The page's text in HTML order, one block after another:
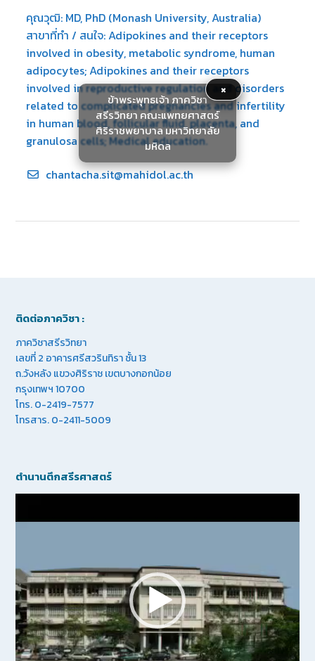
×
ข้าพระพุทธเจ้า ภาควิชา
สรีรวิทยา คณะแพทยศาสตร์
ศิริราชพยาบาล มหาวิทยาลัย
มหิดล
คุณวุฒิ: MD, PhD (Monash University, Australia)
สาขาที่ทำ / สนใจ: Adipokines and their receptors
involved in obesity, metabolic syndrome, human
adipocytes; Adipokines and their receptors
involved in reproductive regulation and disorders
related to complicated pregnancies and infertility
in human blood, follicular fluid, placenta, and
granulosa cells; Medical education.
chantacha.sit@mahidol.ac.th
ติดต่อภาควิชา :
ภาควิชาสรีรวิทยา
เลขที่ 2 อาคารศรีสวรินทิรา ชั้น 13
ถ.วังหลัง แขวงศิริราช เขตบางกอกน้อย
กรุงเทพฯ 10700
โทร. 0-2419-7577
โทรสาร. 0-2411-5009
ตำนานตึกสรีรศาสตร์